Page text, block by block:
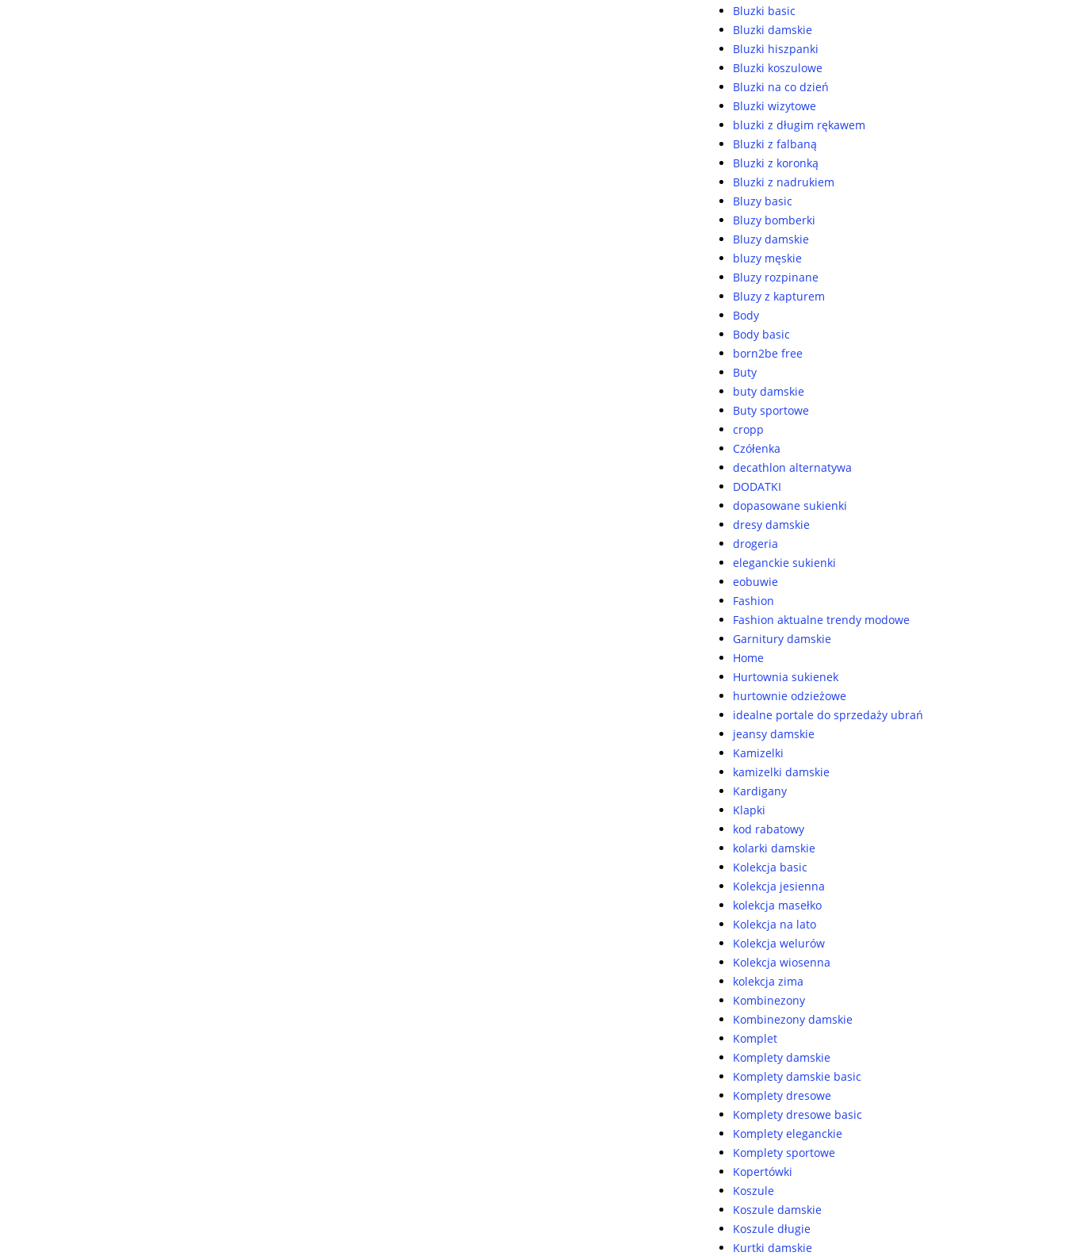
Bluzki basic
Bluzki damskie
Bluzki hiszpanki
Bluzki koszulowe
Bluzki na co dzień
Bluzki wizytowe
bluzki z długim rękawem
Bluzki z falbaną
Bluzki z koronką
Bluzki z nadrukiem
Bluzy basic
Bluzy bomberki
Bluzy damskie
bluzy męskie
Bluzy rozpinane
Bluzy z kapturem
Body
Body basic
born2be free
Buty
buty damskie
Buty sportowe
cropp
Czółenka
decathlon alternatywa
DODATKI
dopasowane sukienki
dresy damskie
drogeria
eleganckie sukienki
eobuwie
Fashion
Fashion aktualne trendy modowe
Garnitury damskie
Home
Hurtownia sukienek
hurtownie odzieżowe
idealne portale do sprzedaży ubrań
jeansy damskie
Kamizelki
kamizelki damskie
Kardigany
Klapki
kod rabatowy
kolarki damskie
Kolekcja basic
Kolekcja jesienna
kolekcja masełko
Kolekcja na lato
Kolekcja welurów
Kolekcja wiosenna
kolekcja zima
Kombinezony
Kombinezony damskie
Komplet
Komplety damskie
Komplety damskie basic
Komplety dresowe
Komplety dresowe basic
Komplety eleganckie
Komplety sportowe
Kopertówki
Koszule
Koszule damskie
Koszule długie
Kurtki damskie